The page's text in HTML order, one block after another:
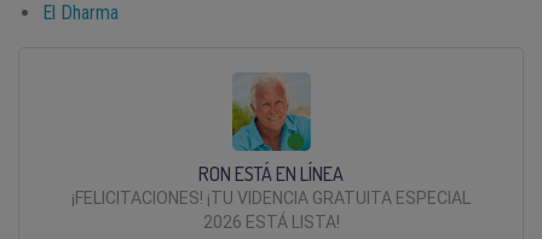
El Dharma
RON ESTÁ EN LÍNEA
¡FELICITACIONES! ¡TU VIDENCIA GRATUITA ESPECIAL
2026 ESTÁ LISTA!